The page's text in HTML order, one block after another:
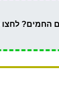
החמים? לחצו